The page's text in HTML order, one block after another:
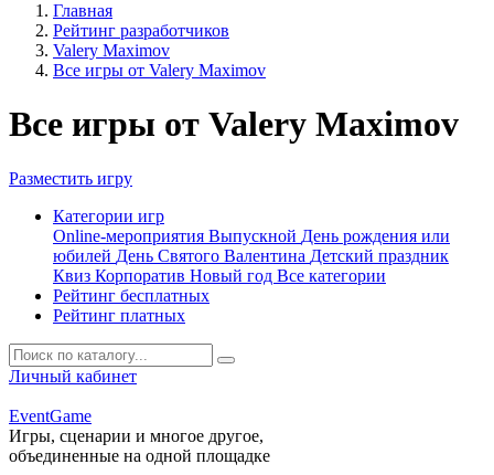
Главная
Рейтинг разработчиков
Valery Maximov
Все игры от Valery Maximov
Все игры от Valery Maximov
Разместить игру
Категории игр
Online-мероприятия Выпускной День рождения или
юбилей День Святого Валентина Детский праздник
Квиз Корпоратив Новый год Все категории
Рейтинг бесплатных
Рейтинг платных
Личный кабинет
EventGame
Игры, сценарии и многое другое,
объединенные на одной площадке